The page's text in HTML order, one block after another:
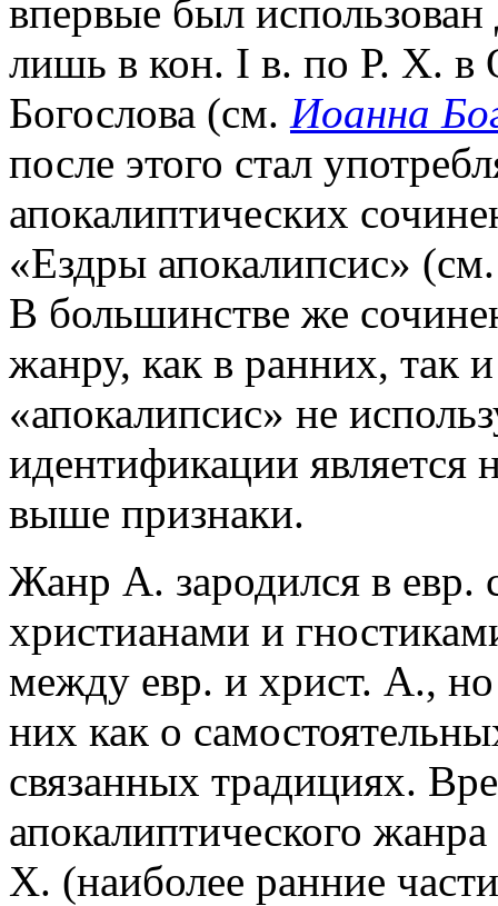
впервые был
лишь в кон. I в. по Р. Х. в
Богослова (см. Иоанна
после этого стал
апокалиптических
«Ездры апокалипсис»
В большинстве же
жанру, как в ранних, так
«апокалипсис» не
идентификации является
выше признаки.
Жанр А. зародился в евр.
христианами и
между евр. и христ. А.,
них как о
связанных традициях.
апокалиптического
Х. (наиболее ранние